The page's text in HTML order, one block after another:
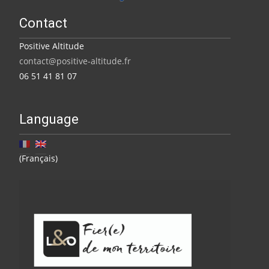
Contact
Positive Altitude
contact@positive-altitude.fr
06 51 41 81 07
Language
(Français)